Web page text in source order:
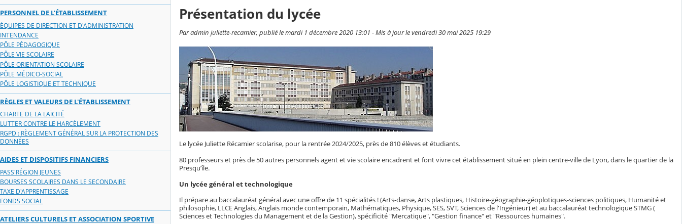
PERSONNEL DE L'ÉTABLISSEMENT
ÉQUIPES DE DIRECTION ET D'ADMINISTRATION
INTENDANCE
PÔLE PÉDAGOGIQUE
PÔLE VIE SCOLAIRE
PÔLE ORIENTATION SCOLAIRE
PÔLE MÉDICO-SOCIAL
PÔLE LOGISTIQUE ET TECHNIQUE
RÈGLES ET VALEURS DE L'ÉTABLISSEMENT
CHARTE DE LA LAÏCITÉ
LUTTER CONTRE LE HARCÈLEMENT
RGPD : RÈGLEMENT GÉNÉRAL SUR LA PROTECTION DES
DONNÉES
AIDES ET DISPOSITIFS FINANCIERS
PASS'RÉGION JEUNES
BOURSES SCOLAIRES DANS LE SECONDAIRE
TAXE D'APPRENTISSAGE
FONDS SOCIAL
ATELIERS CULTURELS ET ASSOCIATION SPORTIVE
Présentation du lycée
Par admin juliette-recamier, publié le mardi 1 décembre 2020 13:01 - Mis à jour le vendredi 30 mai 2025 19:29
Le lycée Juliette Récamier scolarise, pour la rentrée 2024/2025, près de 810 élèves et étudiants.
80 professeurs et près de 50 autres personnels agent et vie scolaire encadrent et font vivre cet établissement situé en plein centre-ville de Lyon, dans le quartier de la
Presqu’île.
Un lycée général et technologique
Il prépare au baccalauréat général avec une offre de 11 spécialités ! (Arts-danse, Arts plastiques, Histoire-géographie-géoplotiques-sciences politiques, Humanité et
philosophie, LLCE Anglais, Anglais monde contemporain, Mathématiques, Physique, SES, SVT, Sciences de l'Ingénieur) et au baccalauréat technologique STMG (
Sciences et Technologies du Management et de la Gestion), spécificité "Mercatique", "Gestion finance" et "Ressources humaines".